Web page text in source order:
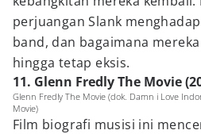
perjuangan Slank
band, dan bagaimana
hingga tetap eksis.
11. Glenn Fredly The Movie
Glenn Fredly The Movie (dok. Damn i Love
Movie)
Film biografi musisi ini